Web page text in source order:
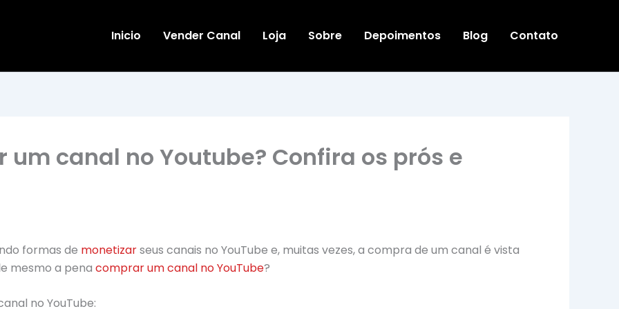
Inicio Vender Canal Loja Sobre Depoimentos Blog Contato
canal no Youtube? Confira os prós e
formas de monetizarseus canais no YouTube e, muitas vezes, a compra de um canal é vista
mesmo a pena comprar um canal no YouTube?
no YouTube: